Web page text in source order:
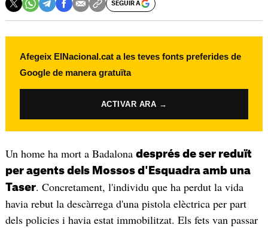
SEGUIR A
Afegeix ElNacional.cat a les teves fonts preferides de
Google de manera gratuïta
ACTIVAR ARA →
Un home ha mort a Badalona després de ser reduït
per agents dels Mossos d'Esquadra amb una
Taser. Concretament, l'individu que ha perdut la vida
havia rebut la descàrrega d'una pistola elèctrica per part
dels policies i havia estat immobilitzat. Els fets van passar